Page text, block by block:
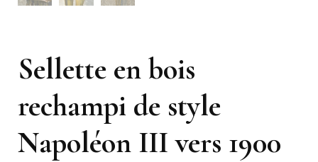
Sellette en bois
rechampi de style
Napoléon III vers 1900